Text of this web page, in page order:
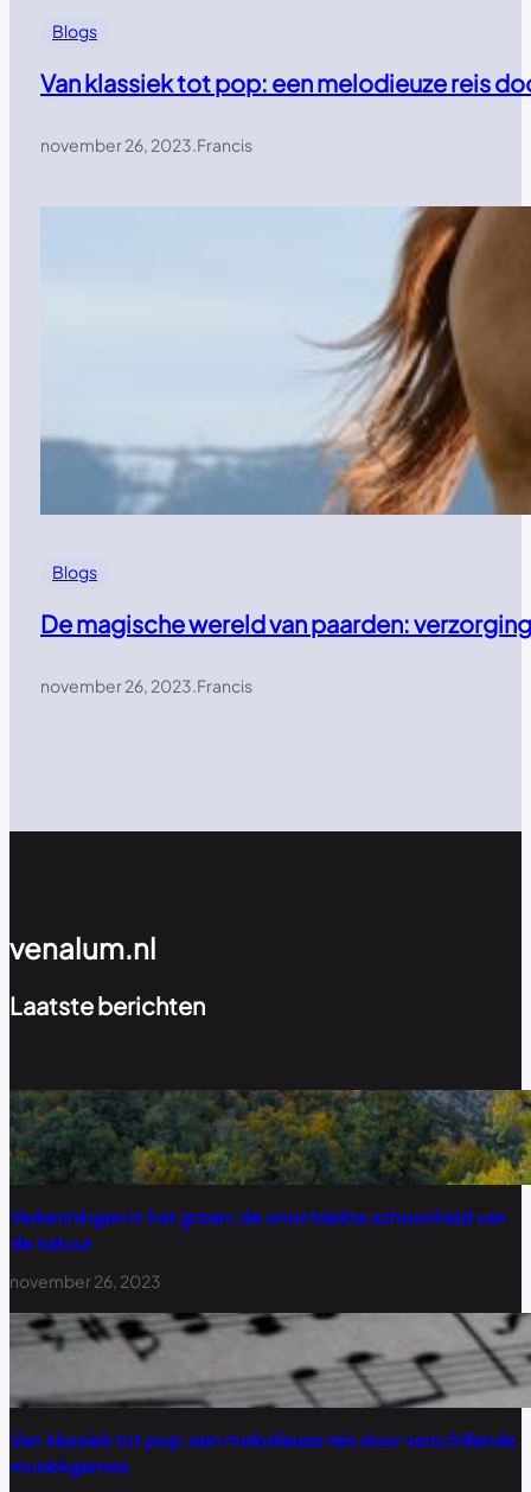
Blogs
Van klassiek tot pop: een melodieuze reis
november 26, 2023.Francis
Blogs
De magische wereld van paarden:
november 26, 2023.Francis
venalum.nl
Laatste berichten
Verkenningen in het groen: de onontdekte schoonheid van
de natuur
november 26, 2023
Van klassiek tot pop: een melodieuze reis door verschillende
muziekgenres